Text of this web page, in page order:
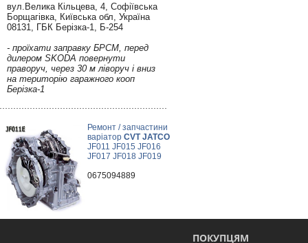
вул.Велика Кільцева, 4, Софіївська
Борщагівка, Київська обл, Україна
08131, ГБК Берізка-1, Б-254
- проїхати заправку БРСМ, перед
дилером SKODA повернути
праворуч, через 30 м ліворуч і вниз
на територію гаражного кооп
Берізка-1
Ремонт / запчастини
варіатор CVT JATCO
JF011 JF015 JF016
JF017 JF018 JF019
0675094889
ПОКУПЦЯМ